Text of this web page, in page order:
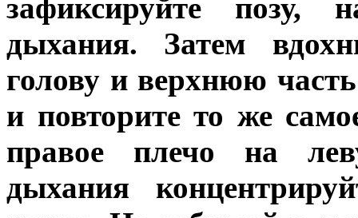
зафиксируйте позу,
дыхания. Затем
голову и верхнюю
и повторите то же
правое плечо на
дыхания